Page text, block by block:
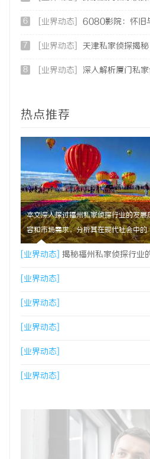
6 [业界动态] 6080影院：怀旧与现代影
7 [业界动态] 天津私家侦探揭秘：专业调查服务
8 [业界动态] 深入解析厦门私家侦探服务的专
热点推荐
本文深入探讨福州私家侦探行业的发展
容和市场需求，分析其在现代社会中的
[业界动态] 揭秘福州私家侦探行业
现状
[业界动态]
[业界动态]
[业界动态]
[业界动态]
[业界动态]